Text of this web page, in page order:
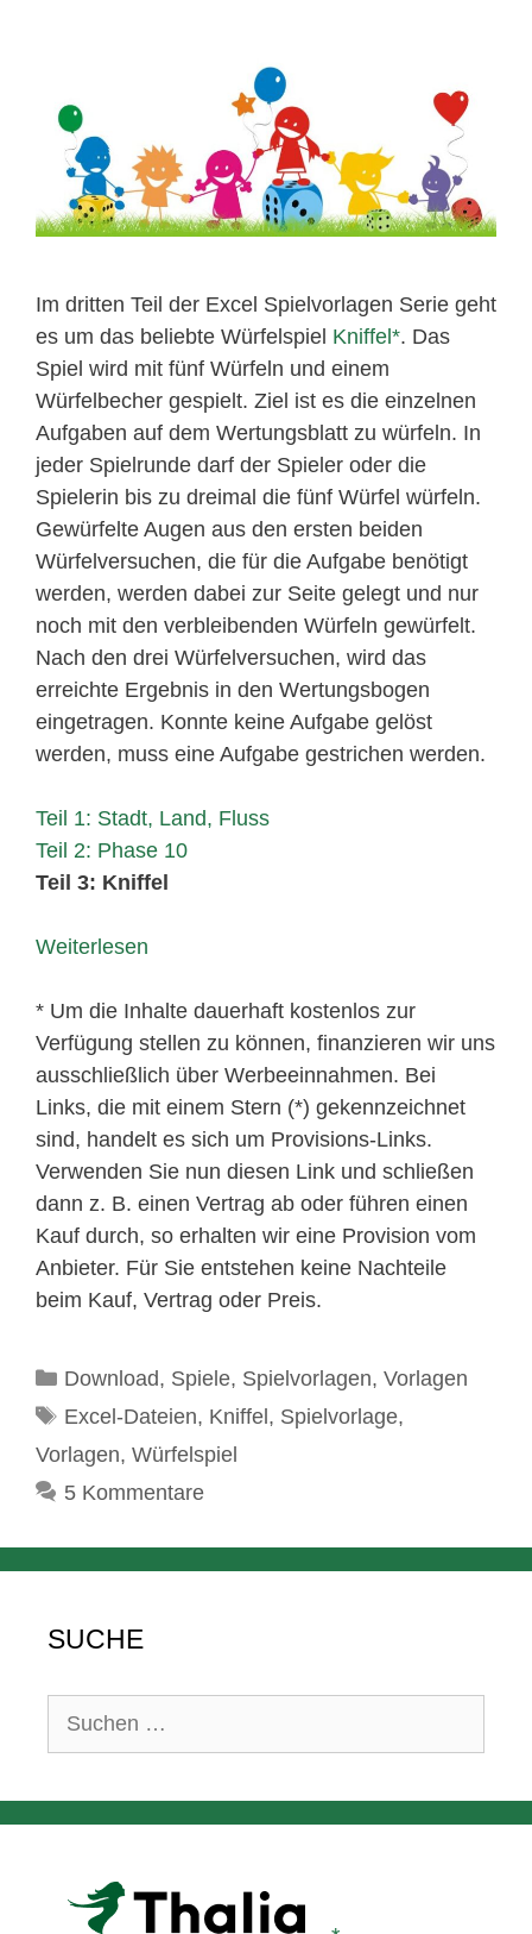
Im dritten Teil der Excel Spielvorlagen Serie geht
es um das beliebte Würfelspiel Kniffel . Das
Spiel wird mit fünf Würfeln und einem
Würfelbecher gespielt. Ziel ist es die einzelnen
Aufgaben auf dem Wertungsblatt zu würfeln. In
jeder Spielrunde darf der Spieler oder die
Spielerin bis zu dreimal die fünf Würfel würfeln.
Gewürfelte Augen aus den ersten beiden
Würfelversuchen, die für die Aufgabe benötigt
werden, werden dabei zur Seite gelegt und nur
noch mit den verbleibenden Würfeln gewürfelt.
Nach den drei Würfelversuchen, wird das
erreichte Ergebnis in den Wertungsbogen
eingetragen. Konnte keine Aufgabe gelöst
werden, muss eine Aufgabe gestrichen werden.
Teil 1: Stadt, Land, Fluss
Teil 2: Phase 10
Teil 3: Kniffel
Weiterlesen
* Um die Inhalte dauerhaft kostenlos zur
Verfügung stellen zu können, finanzieren wir uns
ausschließlich über Werbeeinnahmen. Bei
Links, die mit einem Stern (*) gekennzeichnet
sind, handelt es sich um Provisions-Links.
Verwenden Sie nun diesen Link und schließen
dann z. B. einen Vertrag ab oder führen einen
Kauf durch, so erhalten wir eine Provision vom
Anbieter. Für Sie entstehen keine Nachteile
beim Kauf, Vertrag oder Preis.
Kategorien
Download, Spiele, Spielvorlagen, Vorlagen
Schlagwörter
Excel-Dateien, Kniffel , Spielvorlage,
Vorlagen, Würfelspiel
5 Kommentare
SUCHE
Suchen